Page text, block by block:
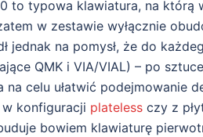
to typowa klawiatura, na którą
w zestawie wyłącznie
jednak na pomysł, że do
QMK i VIA/VIAL) – po
na celu ułatwić podejmowanie
konfiguracji plateless czy z
bowiem klawiaturę